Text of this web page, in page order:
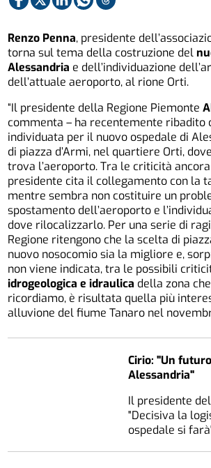
Renzo Penna, presidente
torna sul tema della costruzione del
Alessandria e dell’individuazione
dell’attuale aeroporto, al rione Orti.
“Il presidente della Regione Piemonte
commenta – ha recentemente ribadito
individuata per il nuovo ospedale di
di piazza d’Armi, nel quartiere Orti,
trova l’aeroporto. Tra le criticità
presidente cita il collegamento con la
mentre sembra non costituire un
spostamento dell’aeroporto e
dove rilocalizzarlo. Per una serie di
Regione ritengono che la scelta di
nuovo nosocomio sia la migliore e,
non viene indicata, tra le possibili
idrogeologica e idraulica della zona
ricordiamo, è risultata quella più
alluvione del fiume Tanaro nel
Cirio: "Un
Alessandria"
Il presidente
"Decisiva la
ospedale si